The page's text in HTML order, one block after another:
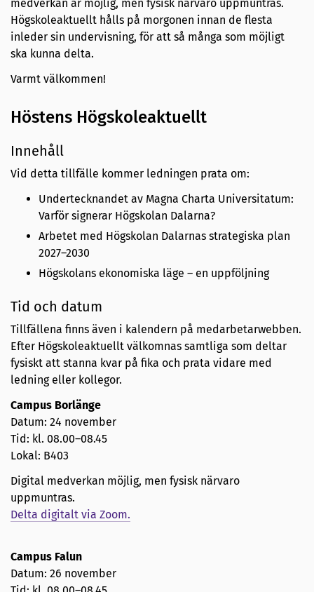
medverkan är möjlig, men fysisk närvaro uppmuntras.
Högskoleaktuellt hålls på morgonen innan de flesta
inleder sin undervisning, för att så många som möjligt
ska kunna delta.
Varmt välkommen!
Höstens Högskoleaktuellt
Innehåll
Vid detta tillfälle kommer ledningen prata om:
Undertecknandet av Magna Charta Universitatum:
Varför signerar Högskolan Dalarna?
Arbetet med Högskolan Dalarnas strategiska plan
2027–2030
Högskolans ekonomiska läge – en uppföljning
Tid och datum
Tillfällena finns även i kalendern på medarbetarwebben.
Efter Högskoleaktuellt välkomnas samtliga som deltar
fysiskt att stanna kvar på fika och prata vidare med
ledning eller kollegor.
Campus Borlänge
Datum: 24 november
Tid: kl. 08.00–08.45
Lokal: B403
Digital medverkan möjlig, men fysisk närvaro
uppmuntras.
Delta digitalt via Zoom.
Campus Falun
Datum: 26 november